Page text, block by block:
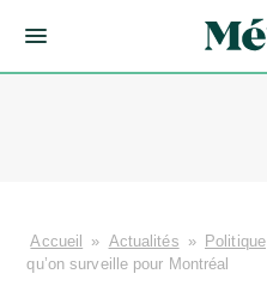
Accueil » Actualités » Politique
qu’on surveille pour Montréal